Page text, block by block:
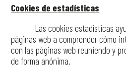
Cookies de estadísticas
Las cookies estadísticas
páginas web a comprender cómo
con las páginas web reuniendo y
de forma anónima.